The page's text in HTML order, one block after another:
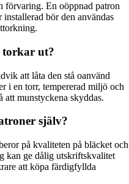
förvaring. En oöppnad patron
bör den användas
torkar ut?
att låta den stå oanvänd
i en torr, tempererad miljö och
att munstyckena skyddas.
själv?
på kvaliteten på bläcket och
kan ge dålig utskriftskvalitet
att köpa färdigfyllda